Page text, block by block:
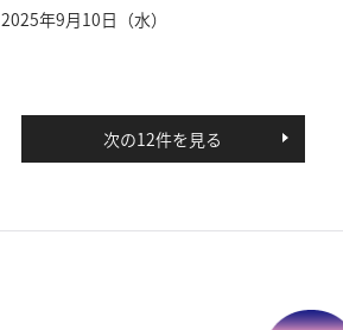
2025年9月10日（水）
次の12件を見る